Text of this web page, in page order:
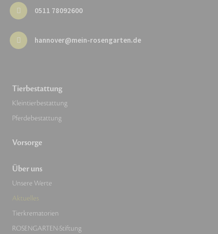
0511 78092600
hannover@mein-rosengarten.de
Tierbestattung
Kleintierbestattung
Pferdebestattung
Vorsorge
Über uns
Unsere Werte
Aktuelles
Tierkrematorien
ROSENGARTEN-Stiftung